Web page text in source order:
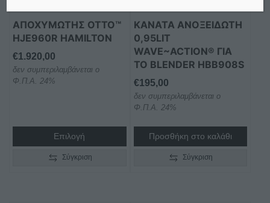
ΑΠΟΧΥΜΩΤΉΣ OTTO™
HJE960R HAMILTON
€1.920,00
δεν συμπεριλαμβάνεται ο
Φ.Π.Α. 24%
Επιλογή
Σύγκριση
ΚANATA ΑΝΟΞΕΙΔΩΤΗ
0,95LIT
WAVE~ACTION® ΓΙΑ
ΤΟ BLENDER HBB908S
€195,00
δεν συμπεριλαμβάνεται ο
Φ.Π.Α. 24%
Προσθήκη στο καλάθι
Σύγκριση